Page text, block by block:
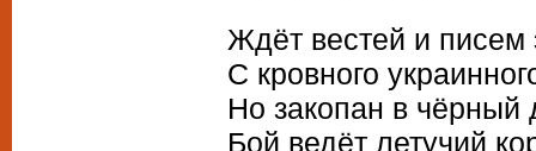
Ждёт вестей и писем
С кровного
Но закопан в чёрный
Бой ведёт летучий